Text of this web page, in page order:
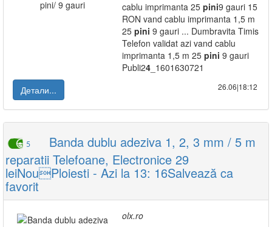
cablu imprimanta 25 pini9 gauri 15
RON vand cablu imprimanta 1,5 m
25 pini 9 gauri ... Dumbravita Timis
Telefon validat azi vand cablu
imprimanta 1,5 m 25 pini 9 gauri
Publi24 _1601630721
Детали...
26.06|18:12
5
Banda dublu adeziva 1, 2, 3 mm / 5 m
reparatii Telefoane, Electronice 29
leiNouPloiesti - Azi la 13: 16Salvează ca
favorit
olx.ro